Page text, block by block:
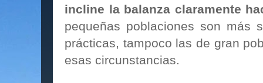
incline la balanza claramente
pequeñas poblaciones son más
prácticas, tampoco las de gran
esas circunstancias.